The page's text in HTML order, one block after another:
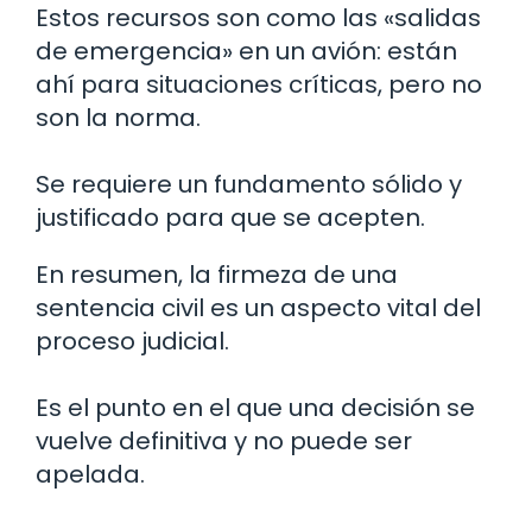
Estos recursos son como las «salidas
de emergencia» en un avión: están
ahí para situaciones críticas, pero no
son la norma.
Se requiere un fundamento sólido y
justificado para que se acepten.
En resumen, la firmeza de una
sentencia civil es un aspecto vital del
proceso judicial.
Es el punto en el que una decisión se
vuelve definitiva y no puede ser
apelada.